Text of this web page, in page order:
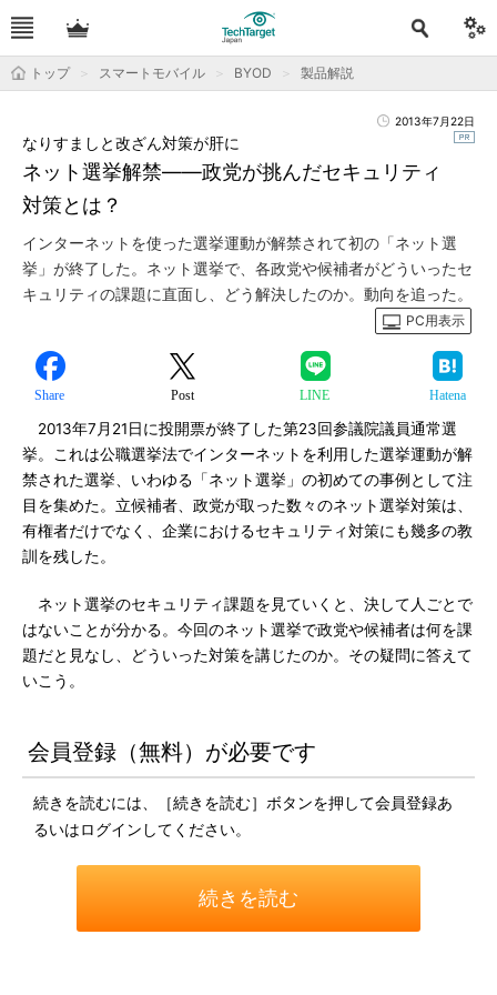
トップ スマートモバイル BYOD 製品解説
2013年7月22日
ネット選挙解禁――政党が挑んだセキュリティ
対策とは？
なりすましと改ざん対策が肝に
インターネットを使った選挙運動が解禁されて初の「ネット選
挙」が終了した。ネット選挙で、各政党や候補者がどういったセ
キュリティの課題に直面し、どう解決したのか。動向を追った。
PC用表示
Share Post LINE Hatena
2013年7月21日に投開票が終了した第23回参議院議員通常選
挙。これは公職選挙法でインターネットを利用した選挙運動が解
禁された選挙、いわゆる「ネット選挙」の初めての事例として注
目を集めた。立候補者、政党が取った数々のネット選挙対策は、
有権者だけでなく、企業におけるセキュリティ対策にも幾多の教
訓を残した。
ネット選挙のセキュリティ課題を見ていくと、決して人ごとで
はないことが分かる。今回のネット選挙で政党や候補者は何を課
題だと見なし、どういった対策を講じたのか。その疑問に答えて
いこう。
会員登録（無料）が必要です
続きを読むには、［続きを読む］ボタンを押して会員登録あ
るいはログインしてください。
続きを読む